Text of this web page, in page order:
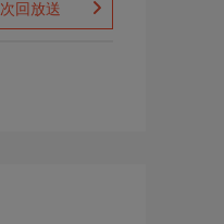
次回放送